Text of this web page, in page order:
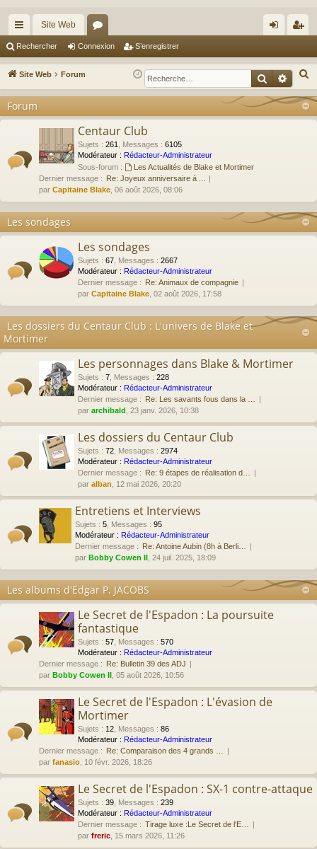
cc
ès
ra
pi
Site Web
or
u
m
ne
xi
nr
eg
ist
Rechercher Connexion S’enregistrer
Site Web Forum
e
h
r
Forum
Centaur Club
Sujets : 261 Messages : 6105
Modérateur : Rédacteur-Administrateur
Sous-forum :
Les Actualités de Blake et Mortimer
Dernier message : Re: Joyeux anniversaire à ...
par Capitaine Blake , 06 août 2026, 08:06
Les sondages
Les sondages
Sujets : 67 Messages : 2667
Modérateur : Rédacteur-Administrateur
Dernier message : Re: Animaux de compagnie
par Capitaine Blake , 02 août 2026, 17:58
Les dossiers du Centaur Club : L'univers de Blake et
Mortimer
Les personnages dans Blake & Mortimer
Sujets : 7 Messages : 228
Modérateur : Rédacteur-Administrateur
Dernier message : Re: Les savants fous dans la …
par archibald , 23 janv. 2026, 10:38
Les dossiers du Centaur Club
Sujets : 72 Messages : 2974
Modérateur : Rédacteur-Administrateur
Dernier message : Re: 9 étapes de réalisation d…
par alban , 12 mai 2026, 20:20
Entretiens et Interviews
Sujets : 5 Messages : 95
Modérateur : Rédacteur-Administrateur
Dernier message : Re: Antoine Aubin (8h à Berli…
par Bobby Cowen II , 24 juil. 2025, 18:09
Les albums d'Edgar P. JACOBS
Le Secret de l'Espadon : La poursuite
fantastique
Sujets : 57 Messages : 570
Modérateur : Rédacteur-Administrateur
Dernier message : Re: Bulletin 39 des ADJ
par Bobby Cowen II , 05 août 2026, 10:56
Le Secret de l'Espadon : L'évasion de
Mortimer
Sujets : 12 Messages : 86
Modérateur : Rédacteur-Administrateur
Dernier message : Re: Comparaison des 4 grands …
par fanasio , 10 févr. 2026, 18:26
Le Secret de l'Espadon : SX-1 contre-attaque
Sujets : 39 Messages : 239
Modérateur : Rédacteur-Administrateur
Dernier message : Tirage luxe :Le Secret de l'E…
par freric , 15 mars 2026, 11:26